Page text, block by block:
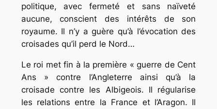
politique, avec fermeté et sans naïveté
aucune, conscient des intérêts de son
royaume. Il n’y a guère qu’à l’évocation des
croisades qu’il perd le Nord…
Le roi met fin à la première « guerre de Cent
Ans » contre l’Angleterre ainsi qu’à la
croisade contre les Albigeois. Il régularise
les relations entre la France et l’Aragon. Il